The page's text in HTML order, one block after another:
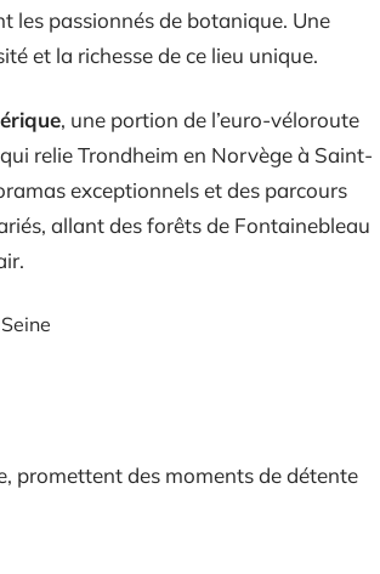
les passionnés de botanique. Une
et la richesse de ce lieu unique.
, une portion de l’euro-véloroute
relie Trondheim en Norvège à Saint-
exceptionnels et des parcours
allant des forêts de Fontainebleau
promettent des moments de détente